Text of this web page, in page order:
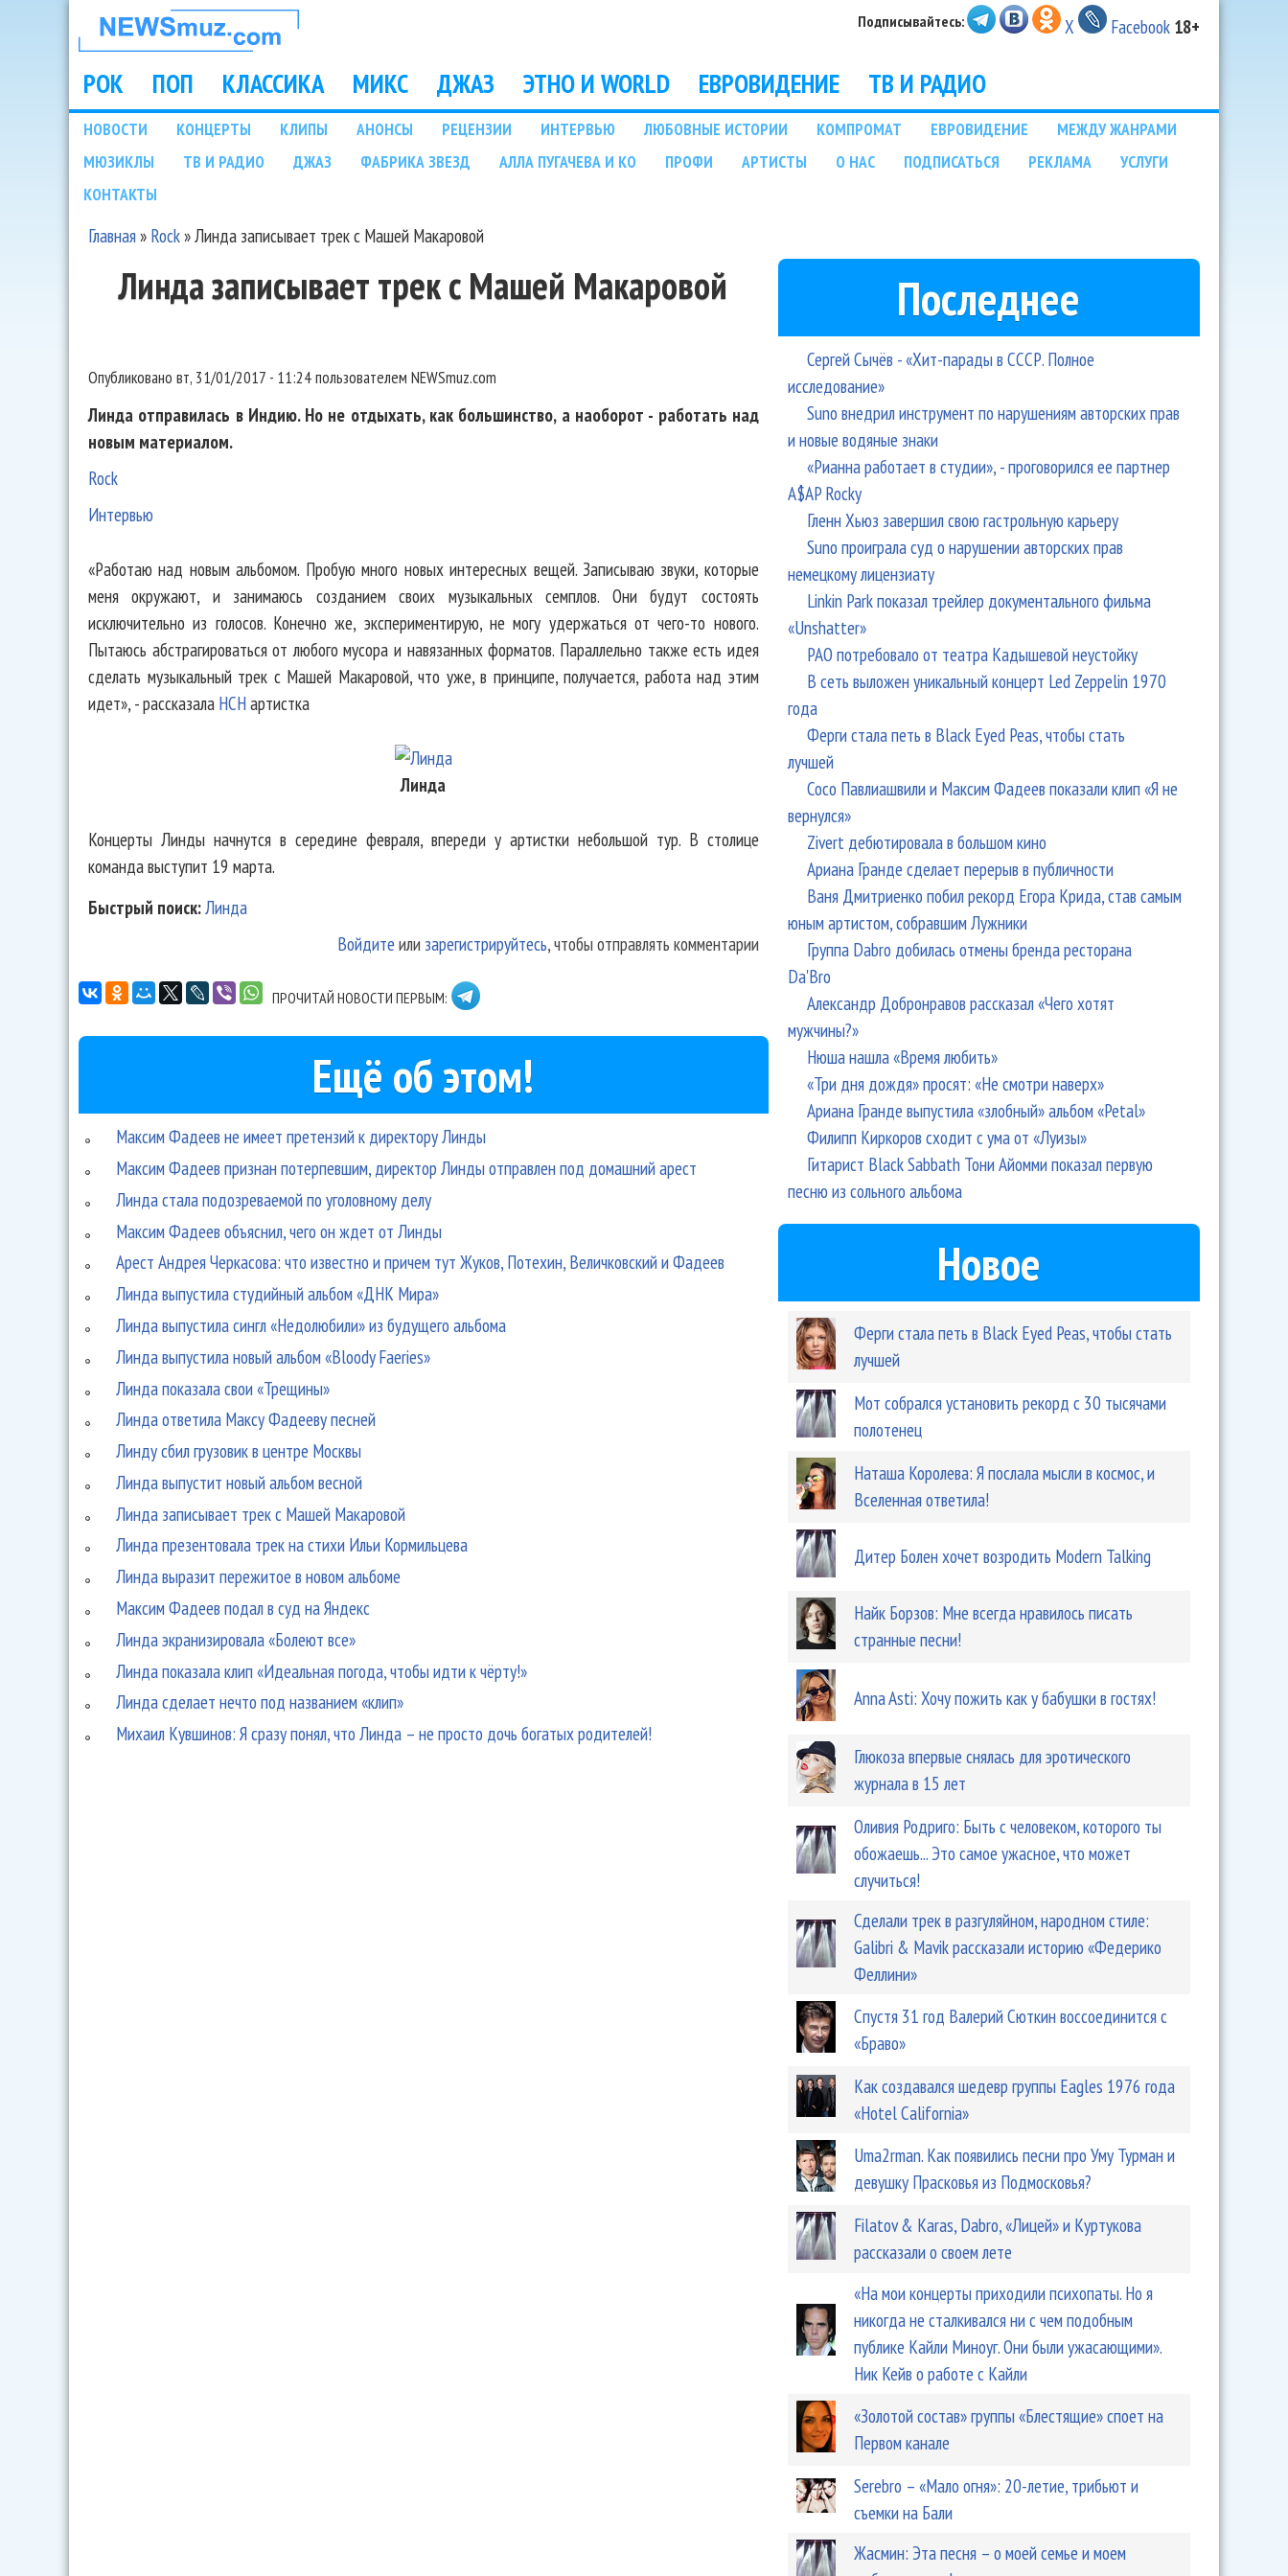
НОВОСТИ
МУЗЫКИ И
ШОУ БИЗНЕСА
NEWSMUZ.COM
Подписывайтесь: X Facebook 18+
Main menu
РОК ПОП КЛАССИКА МИКС ДЖАЗ ЭТНО И WORLD ЕВРОВИДЕНИЕ ТВ И РАДИО
Подразделы
НОВОСТИ КОНЦЕРТЫ КЛИПЫ АНОНСЫ РЕЦЕНЗИИ ИНТЕРВЬЮ ЛЮБОВНЫЕ ИСТОРИИ КОМПРОМАТ ЕВРОВИДЕНИЕ
МЕЖДУ ЖАНРАМИ
МЮЗИКЛЫ
ТВ И РАДИО ДЖАЗ ФАБРИКА ЗВЕЗД АЛЛА ПУГАЧЕВА И КО ПРОФИ АРТИСТЫ О НАС ПОДПИСАТЬСЯ РЕКЛАМА
УСЛУГИ
КОНТАКТЫ
Главная» Rock»Линда записывает трек с Машей Макаровой
Линда записывает трек с Машей Макаровой
Опубликовано вт, 31/01/2017 - 11:24пользователем NEWSmuz.com
Линда отправилась в Индию. Но не отдыхать, как большинство, а наоборот - работать над
новым материалом.
Rock
Интервью
«Работаю над новым альбомом. Пробую много новых интересных вещей. Записываю звуки, которые
меня окружают, и занимаюсь созданием своих музыкальных семплов. Они будут состоять
исключительно из голосов. Конечно же, экспериментирую, не могу удержаться от чего-то нового.
Пытаюсь абстрагироваться от любого мусора и навязанных форматов. Параллельно также есть идея
сделать музыкальный трек с Машей Макаровой, что уже, в принципе, получается, работа над этим
идет», - рассказала НСНартистка
Линда
Концерты Линды начнутся в середине февраля, впереди у артистки небольшой тур. В столице
команда выступит 19 марта.
Быстрый поиск:Линда
Войдите или зарегистрируйтесь, чтобы отправлять комментарии
ПРОЧИТАЙ НОВОСТИ ПЕРВЫМ:
Ещё об этом!
Максим Фадеев не имеет претензий к директору Линды
Максим Фадеев признан потерпевшим, директор Линды отправлен под домашний арест
Линда стала подозреваемой по уголовному делу
Максим Фадеев объяснил, чего он ждет от Линды
Арест Андрея Черкасова: что известно и причем тут Жуков, Потехин, Величковский и Фадеев
Линда выпустила студийный альбом «ДНК Мира»
Линда выпустила сингл «Недолюбили» из будущего альбома
Линда выпустила новый альбом «Bloody Faeries»
Линда показала свои «Трещины»
Линда ответила Максу Фадееву песней
Линду сбил грузовик в центре Москвы
Линда выпустит новый альбом весной
Линда записывает трек с Машей Макаровой
Линда презентовала трек на стихи Ильи Кормильцева
Линда выразит пережитое в новом альбоме
Максим Фадеев подал в суд на Яндекс
Линда экранизировала «Болеют все»
Линда показала клип «Идеальная погода, чтобы идти к чёрту!»
Линда сделает нечто под названием «клип»
Михаил Кувшинов: Я сразу понял, что Линда – не просто дочь богатых родителей!
Последнее
Сергей Сычёв - «Хит-парады в СССР. Полное
исследование»
Suno внедрил инструмент по нарушениям авторских прав
и новые водяные знаки
«Рианна работает в студии», - проговорился ее партнер
A$AP Rocky
Гленн Хьюз завершил свою гастрольную карьеру
Suno проиграла суд о нарушении авторских прав
немецкому лицензиату
Linkin Park показал трейлер документального фильма
«Unshatter»
РАО потребовало от театра Кадышевой неустойку
В сеть выложен уникальный концерт Led Zeppelin 1970
года
Ферги стала петь в Black Eyed Peas, чтобы стать
лучшей
Сосо Павлиашвили и Максим Фадеев показали клип «Я не
вернулся»
Zivert дебютировала в большом кино
Ариана Гранде сделает перерыв в публичности
Ваня Дмитриенко побил рекорд Егора Крида, став самым
юным артистом, собравшим Лужники
Группа Dabro добилась отмены бренда ресторана
Da'Bro
Александр Добронравов рассказал «Чего хотят
мужчины?»
Нюша нашла «Время любить»
«Три дня дождя» просят: «Не смотри наверх»
Ариана Гранде выпустила «злобный» альбом «Petal»
Филипп Киркоров сходит с ума от «Луизы»
Гитарист Black Sabbath Тони Айомми показал первую
песню из сольного альбома
Новое
Ферги стала петь в Black Eyed Peas, чтобы стать
лучшей
Мот собрался установить рекорд с 30 тысячами
полотенец
Наташа Королева: Я послала мысли в космос, и
Вселенная ответила!
Дитер Болен хочет возродить Modern Talking
Найк Борзов: Мне всегда нравилось писать
странные песни!
Anna Asti: Хочу пожить как у бабушки в гостях!
Глюкоза впервые снялась для эротического
журнала в 15 лет
Оливия Родриго: Быть ​​с человеком, которого ты
обожаешь... Это самое ужасное, что может
случиться!
Сделали трек в разгуляйном, народном стиле:
Galibri & Mavik рассказали историю «Федерико
Феллини»
Спустя 31 год Валерий Сюткин воссоединится с
«Браво»
Как создавался шедевр группы Eagles 1976 года
«Hotel California»
Uma2rman. Как появились песни про Уму Турман и
девушку Прасковья из Подмосковья?
Filatov & Karas, Dabro, «Лицей» и Куртукова
рассказали о своем лете
«На мои концерты приходили психопаты. Но я
никогда не сталкивался ни с чем подобным
публике Кайли Миноуг. Они были ужасающими».
Ник Кейв о работе с Кайли
«Золотой состав» группы «Блестящие» споет на
Первом канале
Serebro – «Мало огня»: 20-летие, трибьют и
съемки на Бали
Жасмин: Эта песня – о моей семье и моем